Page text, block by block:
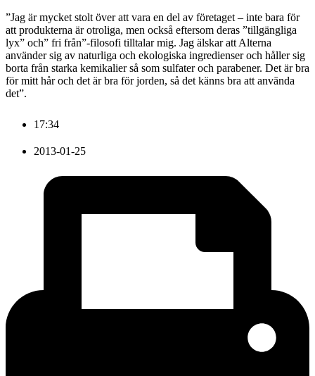
”Jag är mycket stolt över att vara en del av företaget – inte bara för
att produkterna är otroliga, men också eftersom deras ”tillgängliga
lyx” och” fri från”-filosofi tilltalar mig. Jag älskar att Alterna
använder sig av naturliga och ekologiska ingredienser och håller sig
borta från starka kemikalier så som sulfater och parabener. Det är bra
för mitt hår och det är bra för jorden, så det känns bra att använda
det”.
17:34
2013-01-25